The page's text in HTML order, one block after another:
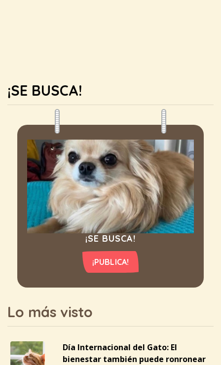
¡SE BUSCA!
¡SE BUSCA!
¡PUBLICA!
Lo más visto
Día Internacional del Gato: El
bienestar también puede ronronear